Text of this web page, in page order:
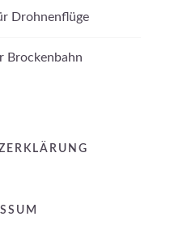
Drohnenflüge
Brockenbahn